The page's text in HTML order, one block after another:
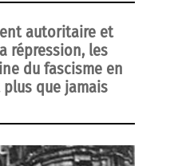
autoritaire et
répression, les
du fascisme en
que jamais